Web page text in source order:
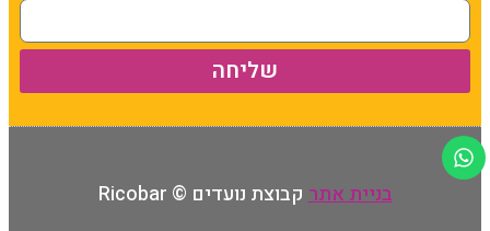
שליחה
בניית אתרקבוצת נועדים © Ricobar